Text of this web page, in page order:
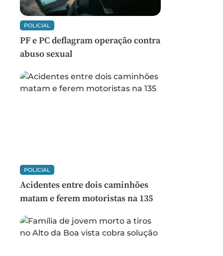
POLICIAL
PF e PC deflagram operação contra
abuso sexual
POLICIAL
Acidentes entre dois caminhões
matam e ferem motoristas na 135